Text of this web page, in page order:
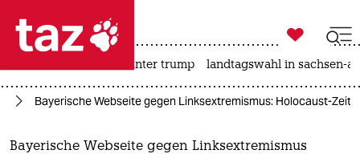
 taz zahl ich
taz zahl ich
themen

taz zahl ich
usa unter trump landtagswahl in sachsen-
Bayerische Webseite gegen Linksextremismus: Holocaust-
Bayerische Webseite gegen Linksextremismus